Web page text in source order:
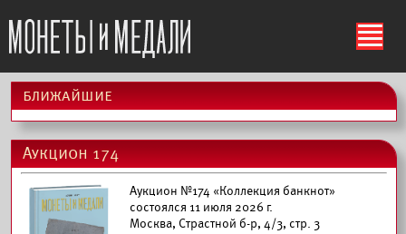
ś
ближайшие
Аукцион 174
Аукцион №174 «Коллекция банкнот»
состоялся 11 июля 2026 г.
Москва, Страстной б-р, 4/3, стр. 3